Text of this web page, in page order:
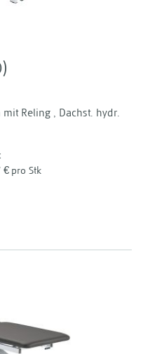
Reling , Dachst. hydr.
€ pro Stk